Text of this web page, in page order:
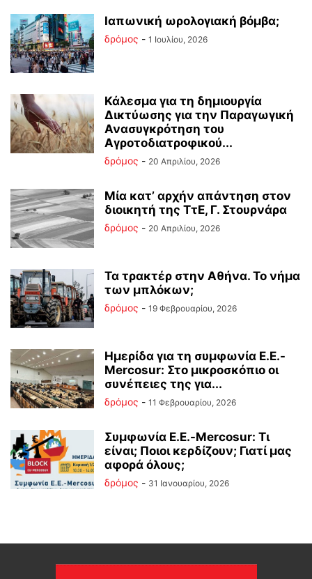
Ιαπωνική ωρολογιακή βόμβα;
δρόμος - 1 Ιουλίου, 2026
Κάλεσμα για τη δημιουργία
Δικτύωσης για την Παραγωγική
Ανασυγκρότηση του
Αγροτοδιατροφικού...
δρόμος - 20 Απριλίου, 2026
Μία κατ’ αρχήν απάντηση στον
διοικητή της ΤτΕ, Γ. Στουρνάρα
δρόμος - 20 Απριλίου, 2026
Τα τρακτέρ στην Αθήνα. Το νήμα
των μπλόκων;
δρόμος - 19 Φεβρουαρίου, 2026
Ημερίδα για τη συμφωνία Ε.Ε.-
Mercosur: Στο μικροσκόπιο οι
συνέπειες της για...
δρόμος - 11 Φεβρουαρίου, 2026
Συμφωνία Ε.Ε.-Mercosur: Τι
είναι; Ποιοι κερδίζουν; Γιατί μας
αφορά όλους;
δρόμος - 31 Ιανουαρίου, 2026